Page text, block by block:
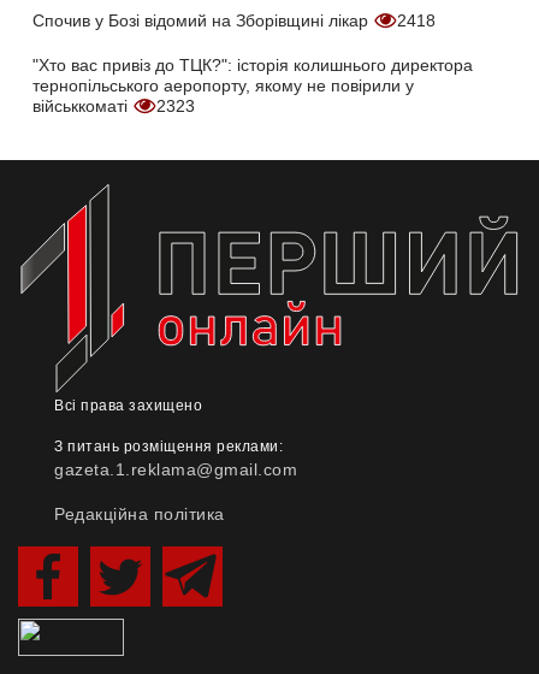
Спочив у Бозі відомий на Зборівщині лікар 2418
"Хто вас привіз до ТЦК?": історія колишнього директора
тернопільського аеропорту, якому не повірили у
військкоматі
2323
Всі права захищено
З питань розміщення реклами:
gazeta.1.reklama@gmail.com
Редакційна політика